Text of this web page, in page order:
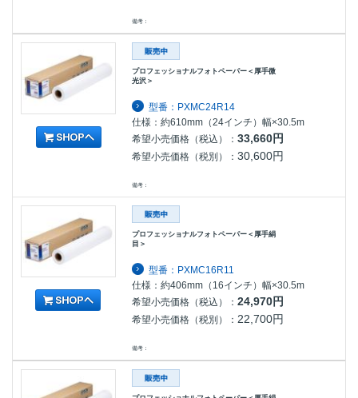
備考：
プロフェッショナルフォトペーパー＜厚手微
光沢＞
型番：PXMC24R14
仕様：約610mm（24インチ）幅×30.5m
希望小売価格（税込）：33,660円
希望小売価格（税別）：30,600円
備考：
プロフェッショナルフォトペーパー＜厚手絹
目＞
型番：PXMC16R11
仕様：約406mm（16インチ）幅×30.5m
希望小売価格（税込）： 24,970円
希望小売価格（税別）： 22,700円
備考：